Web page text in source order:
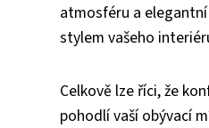
atmosféru a
stylem vašeho
Celkově lze říci, že
pohodlí vaší obývací